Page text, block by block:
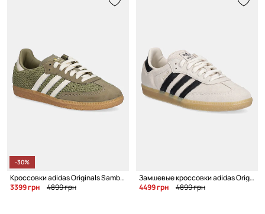
-30%
Кроссовки adidas Originals Samba Og W
3399 грн
4899 грн
Замшевые кроссовки adidas Originals Samba OG
4499 грн
4899 грн